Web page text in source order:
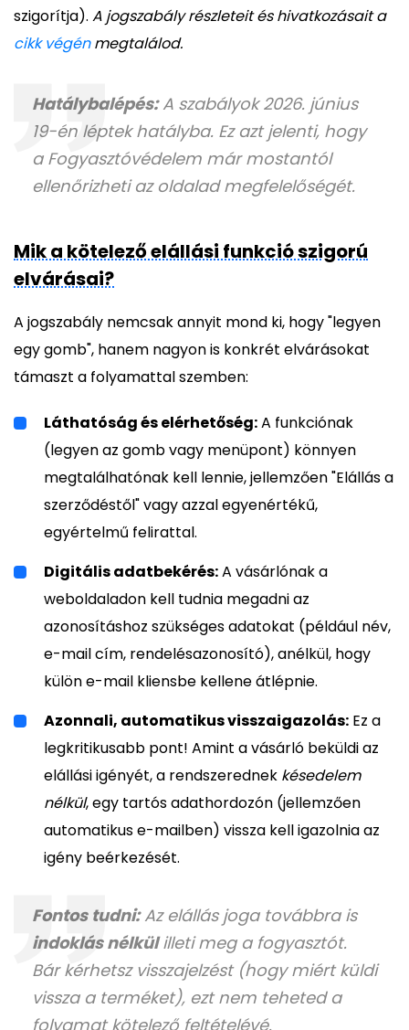
szigorítja). A jogszabály részleteit és hivatkozásait a
cikk végénmegtalálod.
Hatálybalépés:A szabályok 2026. június
19-én léptek hatályba. Ez azt jelenti, hogy
a Fogyasztóvédelem már mostantól
ellenőrizheti az oldalad megfelelőségét.
Mik a kötelező elállási funkció szigorú
elvárásai?
A jogszabály nemcsak annyit mond ki, hogy "legyen
egy gomb", hanem nagyon is konkrét elvárásokat
támaszt a folyamattal szemben:
Láthatóság és elérhetőség:A funkciónak
(legyen az gomb vagy menüpont) könnyen
megtalálhatónak kell lennie, jellemzően "Elállás a
szerződéstől" vagy azzal egyenértékű,
egyértelmű felirattal.
Digitális adatbekérés:A vásárlónak a
weboldaladon kell tudnia megadni az
azonosításhoz szükséges adatokat (például név,
e-mail cím, rendelésazonosító), anélkül, hogy
külön e-mail kliensbe kellene átlépnie.
Azonnali, automatikus visszaigazolás: Ez a
legkritikusabb pont! Amint a vásárló beküldi az
elállási igényét, a rendszerednek késedelem
nélkül, egy tartós adathordozón (jellemzően
automatikus e-mailben) vissza kell igazolnia az
igény beérkezését.
Fontos tudni:Az elállás joga továbbra is
indoklás nélkülilleti meg a fogyasztót.
Bár kérhetsz visszajelzést (hogy miért küldi
vissza a terméket), ezt nem teheted a
folyamat kötelező feltételévé.